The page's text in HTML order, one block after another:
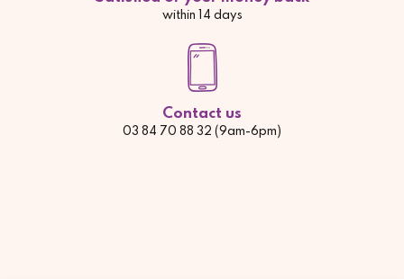
within 14 days
Contact us
03 84 70 88 32 (9am-6pm)